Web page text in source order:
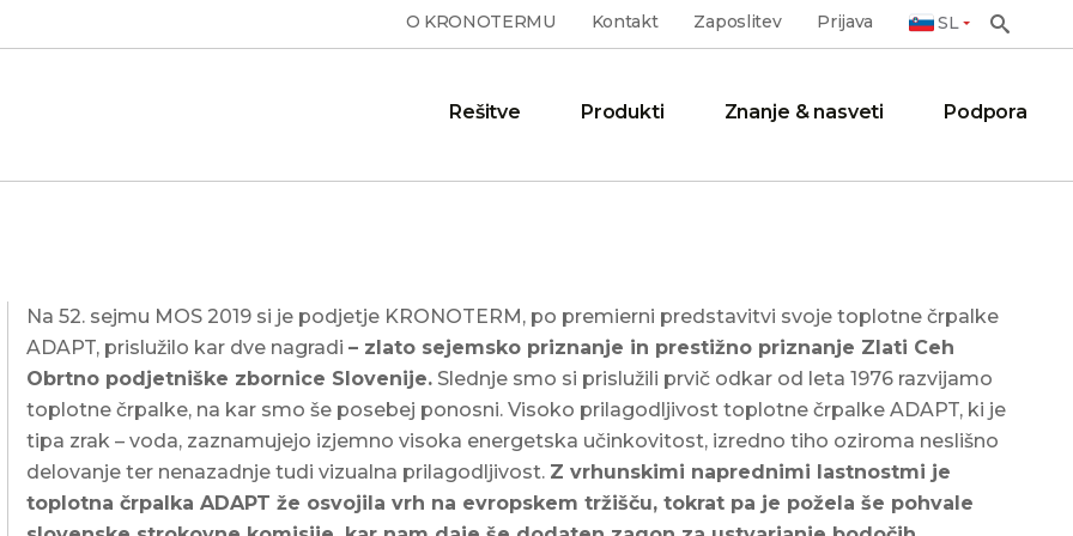
Rešitve
TOPLA VODA BREZ SKRBI: ESSENTA
V DRUŽINSKI HIŠI V SVETEM
TOMAŽU
ENA TOPLOTNA ČRPALKA ZA VSE:
KAKO OGREVATI BAZEN, HIŠO IN
Produkti
ESSENTA
S
ST
CLOUD.KRONOTERM
Upravljalnik KT-1 in KT-2A
Hidravlične enote
Hranilniki tople sanitarne vode
Znanje & nasveti
vašem
Odgovori na najpogostejša
Subvencije
Aktualni podatki o možnosti
prihrankov pri nakupu toplotne
črpalke
HLAJENJE S TOPLOTNO ČRPALKO –
PAMETNA ALTERNATIVA
KLIMATSKIM NAPRAVAM
PREKLOPITE TOPLOTNO
ČRPALKO NA LETNI REŽIM IN
Podpora
in
z izpolnitvijo obrazca na
povezavi
življenjsko dobo in poveča
učinkovitost delovanja
Podaljšano jamstvo
Ob nakupu toplotne črpalke
si zmanjšate skrbi glede
vzdrževanja naprave
Registracija moje
sanitarne toplotne
črpalke
Dodatne storitve na voljo
registriranim uporabnikom
O KRONOTERMU Kontakt Zaposlitev Prijava SL
Na 52. sejmu MOS 2019 si je podjetje KRONOTERM, po premierni predstavitvi svoje toplotne črpalke
ADAPT, prislužilo kar dve nagradi– zlato sejemsko priznanje in prestižno priznanje Zlati Ceh
Obrtno podjetniške zbornice Slovenije. Slednje smo si prislužili prvič odkar od leta 1976 razvijamo
toplotne črpalke, na kar smo še posebej ponosni. Visoko prilagodljivost toplotne črpalke ADAPT, ki je
tipa zrak – voda, zaznamujejo izjemno visoka energetska učinkovitost, izredno tiho oziroma neslišno
delovanje ter nenazadnje tudi vizualna prilagodljivost. Z vrhunskimi naprednimi lastnostmi je
toplotna črpalka ADAPT že osvojila vrh na evropskem tržišču, tokrat pa je požela še pohvale